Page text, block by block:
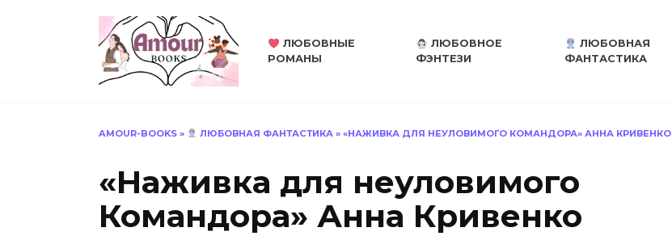
ЛЮБОВНЫЕ
РОМАНЫ
ЛЮБОВНОЕ
ФЭНТЕЗИ
ЛЮБОВНАЯ
ФАНТАСТИКА
AMOUR-BOOKS » ЛЮБОВНАЯ ФАНТАСТИКА» «НАЖИВКА ДЛЯ НЕУЛОВИМОГО КОМАНДОРА» АННА КРИВЕНКО
«Наживка для неуловимого
Командора» Анна Кривенко